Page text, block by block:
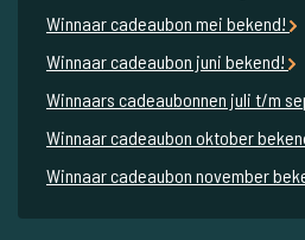
Winnaar cadeaubon mei bekend!
Winnaar cadeaubon juni bekend!
Winnaars cadeaubonnen juli t/m
Winnaar cadeaubon oktober
Winnaar cadeaubon november